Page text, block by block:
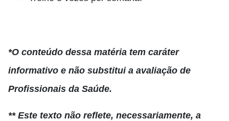
*O conteúdo dessa matéria tem caráter
informativo e não substitui a avaliação de
Profissionais da Saúde.
** Este texto não reflete, necessariamente, a